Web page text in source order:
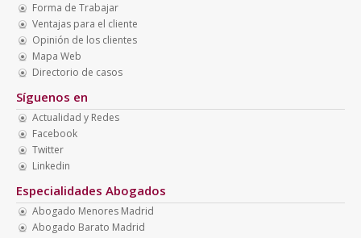
Forma de Trabajar
Ventajas para el cliente
Opinión de los clientes
Mapa Web
Directorio de casos
Síguenos en
Actualidad y Redes
Facebook
Twitter
Linkedin
Especialidades Abogados
Abogado Menores Madrid
Abogado Barato Madrid